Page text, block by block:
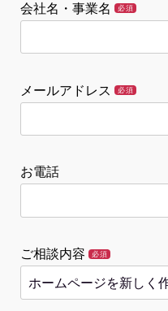
会社名・事業名 必須
メールアドレス 必須
お電話
ご相談内容 必須